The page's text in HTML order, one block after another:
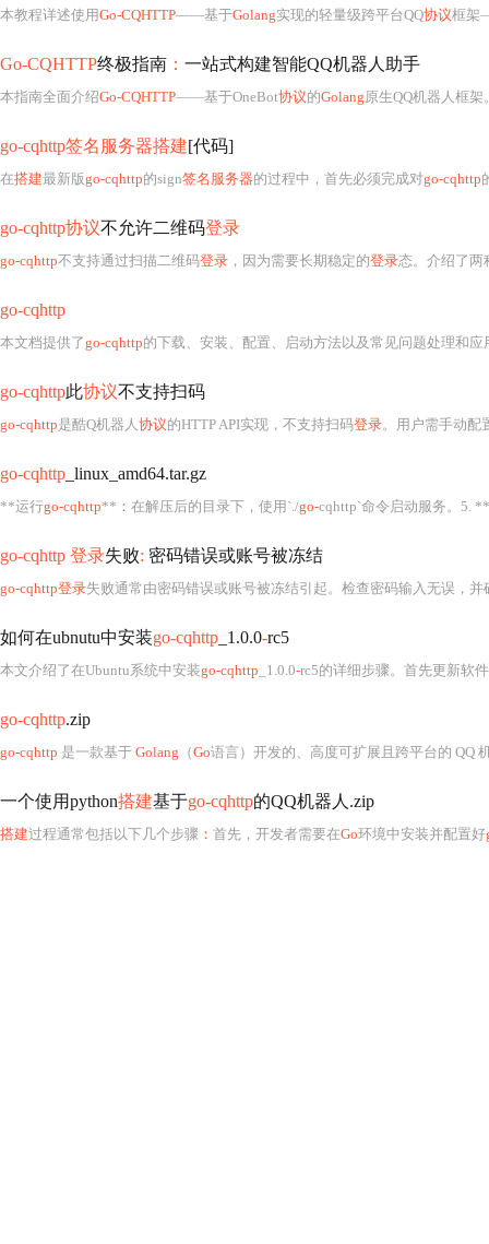
本教程详述使用Go-CQHTTP——基于Golang实现的轻量级跨平台QQ协议框架
Go-CQHTTP终极指南 ： 一站式构建智能QQ机器人助手
本指南全面介绍Go-CQHTTP——基于OneBot协议的Golang原生QQ机器人框架。涵盖5分钟快速
go-cqhttp签名服务器搭建[代码]
在搭建最新版go-cqhttp的sign签名服务器的过程中，首先必须完成对go-cqhttp
go-cqhttp协议不允许二维码登录
go-cqhttp不支持通过扫描二维码登录 ，因为需要长期稳定的登录态。介绍了两
go-cqhttp
本文档提供了go-cqhttp的下载、安装、配置、启动方法以及常见问题处理和
go-cqhttp此协议不支持扫码
go-cqhttp是酷Q机器人协议的HTTP API实现，不支持扫码登录。用户需手动配置账号信息
go-cqhttp _linux_amd64.tar.gz
**运行go-cqhttp** ： 在解压后的目录下，使用`./go-cqhttp`命令启动服务。5.
go-cqhttp 登录失败: 密码错误或账号被冻结
go-cqhttp登录失败通常由密码错误或账号被冻结引起。检查密码输入无误，
如何在ubnutu中安装go-cqhttp _1.0.0-rc5
本文介绍了在Ubuntu系统中安装go-cqhttp _1.0.0-rc5的详细步骤。首先更新软
go-cqhttp.zip
go-cqhttp 是一款基于 Golang （Go语言）开发的、高度可扩展且跨平台的 QQ 机器人 HTTP API
一个使用python搭建基于go-cqhttp的QQ机器人.zip
搭建过程通常包括以下几个步骤 ： 首先，开发者需要在Go环境中安装并配置好